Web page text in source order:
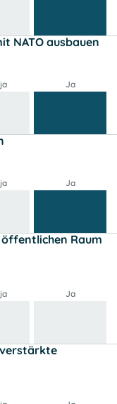
NATO ausbauen
Ja
Ja
Raum
Ja